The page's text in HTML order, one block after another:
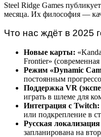
Steel Ridge Games
месяца. Их философия —
Что нас ждёт в 2025
Новые карты:
Frontier»
Режим «Dynamic
постоянным
Поддержка VR
играть в шлеме для
Интеграция с Twitch:
или подкрепление в
Русская
запланирована на